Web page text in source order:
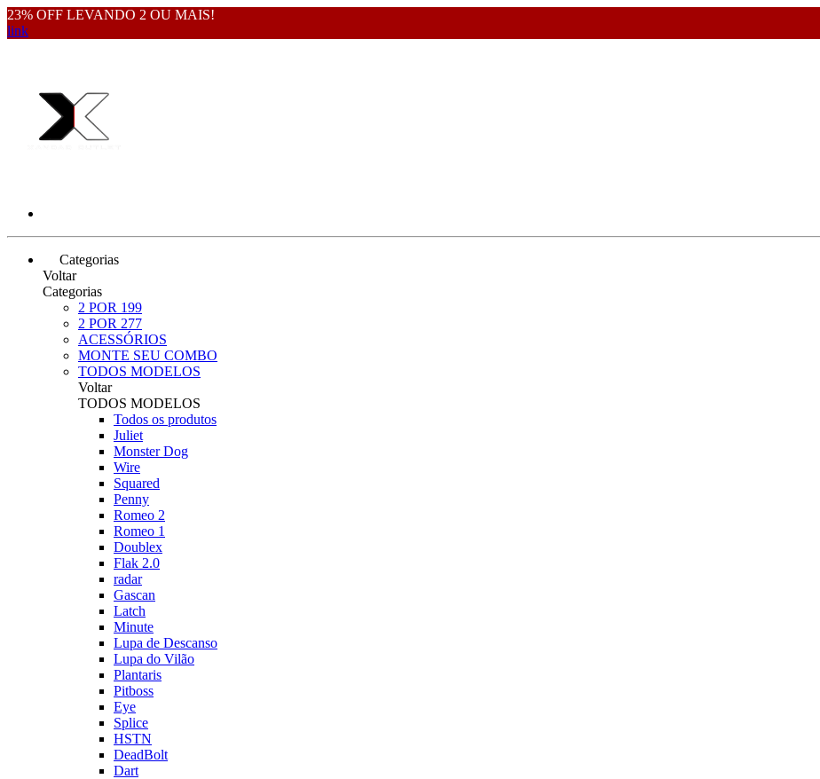
23% OFF LEVANDO 2 OU MAIS!
link
Categorias
Voltar
Categorias
2 POR 199
2 POR 277
ACESSÓRIOS
MONTE SEU COMBO
TODOS MODELOS
Voltar
TODOS MODELOS
Todos os produtos
Juliet
Monster Dog
Wire
Squared
Penny
Romeo 2
Romeo 1
Doublex
Flak 2.0
radar
Gascan
Latch
Minute
Lupa de Descanso
Lupa do Vilão
Plantaris
Pitboss
Eye
Splice
HSTN
DeadBolt
Dart